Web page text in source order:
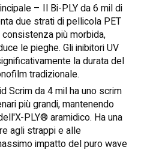
– Il Bi-PLY da 6 mil di
due strati di pellicola PET
più morbida,
le pieghe. Gli inibitori UV
la durata del
tradizionale.
Scrim da 4 mil ha uno scrim
più grandi, mantenendo
PLY® aramidico. Ha una
agli strappi e alle
impatto del puro wave